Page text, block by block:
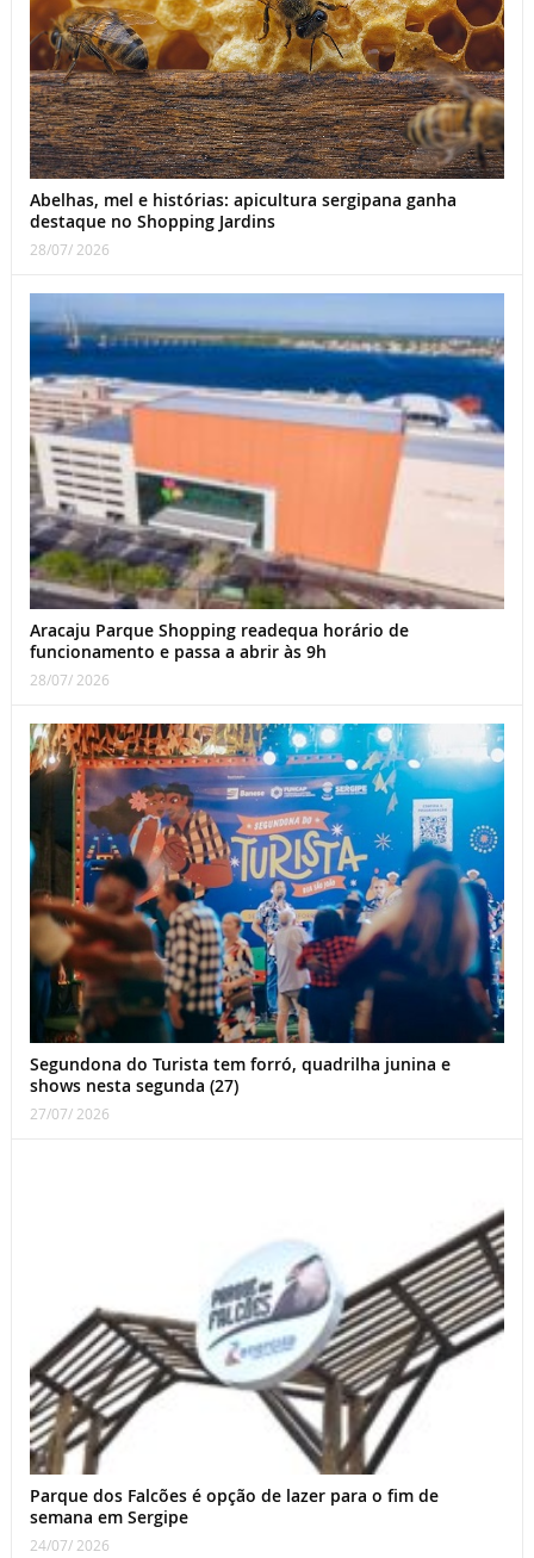
Abelhas, mel e histórias: apicultura sergipana ganha
destaque no Shopping Jardins
28/07/ 2026
Aracaju Parque Shopping readequa horário de
funcionamento e passa a abrir às 9h
28/07/ 2026
Segundona do Turista tem forró, quadrilha junina e
shows nesta segunda (27)
27/07/ 2026
Parque dos Falcões é opção de lazer para o fim de
semana em Sergipe
24/07/ 2026